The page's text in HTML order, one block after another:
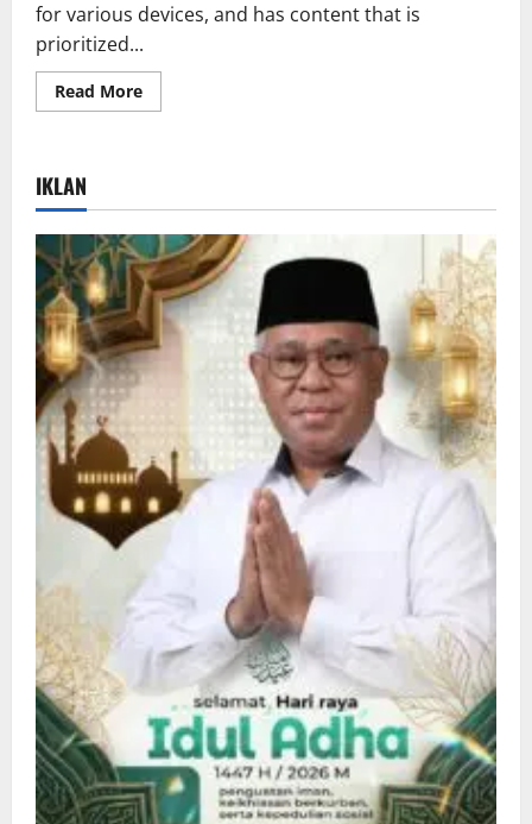
for various devices, and has content that is
prioritized...
Read More
IKLAN